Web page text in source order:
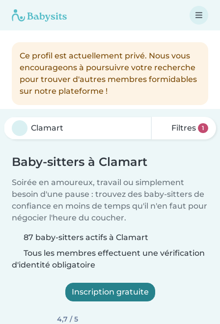
Ce profil est actuellement privé. Nous vous
encourageons à poursuivre votre recherche
pour trouver d'autres membres formidables
sur notre plateforme !
Filtres 1
Baby-sitters à Clamart
Soirée en amoureux, travail ou simplement
besoin d'une pause : trouvez des baby-sitters de
confiance en moins de temps qu'il n'en faut pour
négocier l'heure du coucher.
87 baby-sitters actifs à Clamart
Tous les membres effectuent une vérification
d'identité obligatoire
Inscription gratuite
4,7 / 5